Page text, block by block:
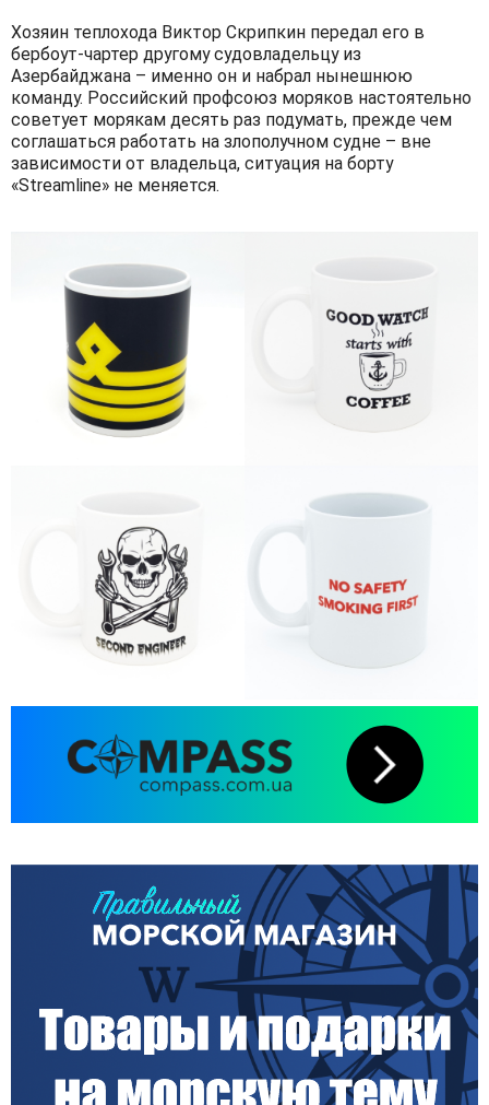
Хозяин теплохода Виктор Скрипкин передал его в
бербоут-чартер другому судовладельцу из
Азербайджана – именно он и набрал нынешнюю
команду. Российский профсоюз моряков настоятельно
советует морякам десять раз подумать, прежде чем
соглашаться работать на злополучном судне – вне
зависимости от владельца, ситуация на борту
«Streamline» не меняется.